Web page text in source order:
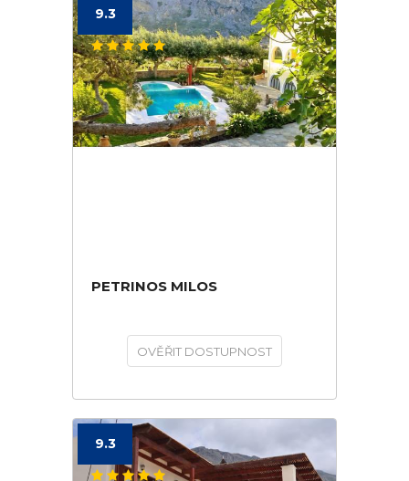
9.3
PETRINOS MILOS
OVĚŘIT DOSTUPNOST
9.3